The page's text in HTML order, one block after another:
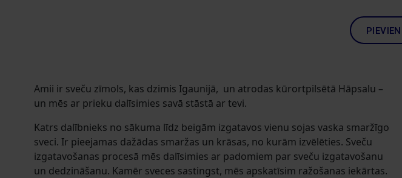
Amii ir sveču zīmols, kas dzimis Igaunijā, un atrodas kūrortpilsētā Hāpsalu –
un mēs ar prieku dalīsimies savā stāstā ar tevi.
Katrs dalībnieks no sākuma līdz beigām izgatavos vienu sojas vaska smaržīgo
sveci. Ir pieejamas dažādas smaržas un krāsas, no kurām izvēlēties. Sveču
izgatavošanas procesā mēs dalīsimies ar padomiem par sveču izgatavošanu
un dedzināšanu. Kamēr sveces sastingst, mēs apskatīsim ražošanas iekārtas.